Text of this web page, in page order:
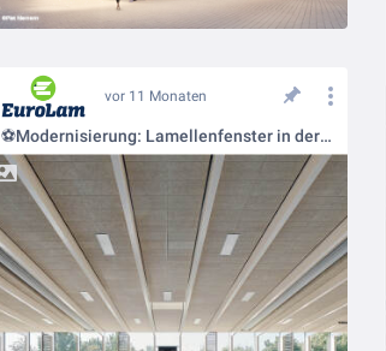
vor 11 Monaten
⚽Modernisierung: Lamellenfenster in der Sporthalle Karlsfeld installiert